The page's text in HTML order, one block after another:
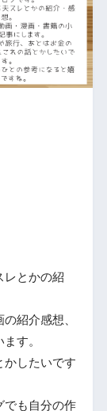
レとかの紹
紹介感想、
す。
かしたいです
でも自分の作